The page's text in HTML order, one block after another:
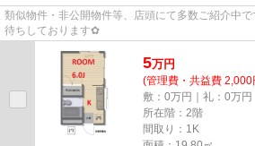
類似物件・非公開物件等、店頭にて多数ご紹介中
待ちしております✿
5万円
(管理費・共益費 2,000
敷：0万円｜礼：0万円
所在階：2階
間取り：1K